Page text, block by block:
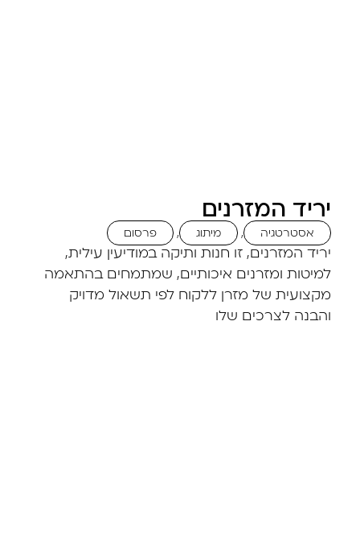
יריד המזרנים
אסטרטגיה , מיתוג , פרסום
יריד המזרנים, זו חנות ותיקה במודיעין עילית,
למיטות ומזרנים איכותיים, שמתמחים בהתאמה
מקצועית של מזרן ללקוח לפי תשאול מדויק
והבנה לצרכים שלו